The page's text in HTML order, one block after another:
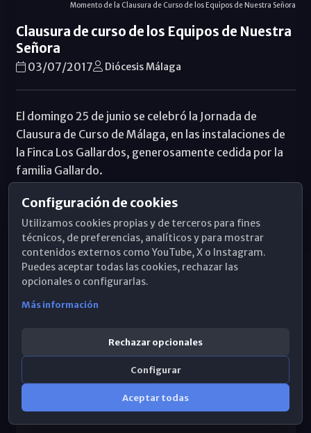
Momento de la Clausura de Curso de los Equipos de Nuestra Señora
Clausura de curso de los Equipos de Nuestra
Señora
03/07/2017 Diócesis Málaga
El domingo 25 de junio se celebró la Jornada de
Clausura de Curso de Málaga, en las instalaciones de
la Finca Los Gallardos, generosamente cedida por la
familia Gallardo.
Secciones
Delegaciones y departamentos
Residencias diocesanas
Configuración de cookies
Utilizamos cookies propias y de terceros para fines
técnicos, de preferencias, analíticos y para mostrar
contenidos externos como YouTube, X o Instagram.
Puedes aceptar todas las cookies, rechazar las
opcionales o configurarlas.
Más información
Rechazar opcionales
Configurar
Aceptar todas